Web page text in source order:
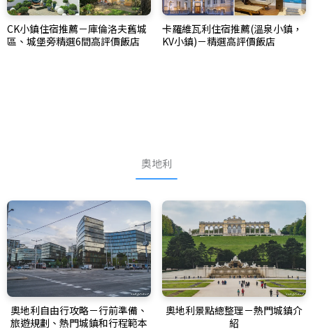
CK小鎮住宿推薦－庫倫洛夫舊城
區、城堡旁精選6間高評價飯店
卡羅維瓦利住宿推薦(溫泉小鎮，
KV小鎮)－精選高評價飯店
奧地利
奧地利自由行攻略－行前準備、
旅遊規劃、熱門城鎮和行程範本
奧地利景點總整理－熱門城鎮介
紹